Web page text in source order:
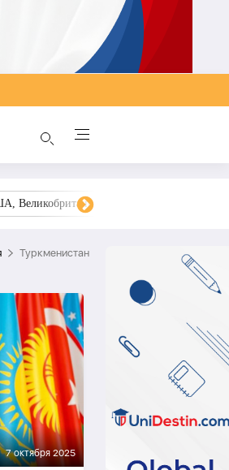
Великобритания, Украина, Запад,
Туркменистан
7 октября 2025